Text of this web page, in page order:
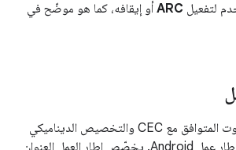
لتفعيل ARC أو إيقافه، كما هو موضّح في
تتوفّر وظيفة مكبّر الصوت المتوافق مع CEC والتخصيص الديناميكي
للعنوان المنطقي 5 في إطار عمل Android. يخصّص إطار العمل العنوان